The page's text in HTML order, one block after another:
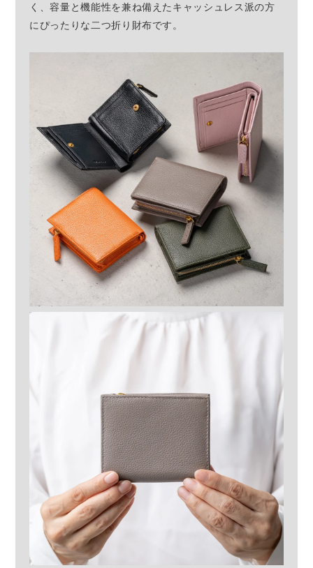
く、容量と機能性を兼ね備えたキャッシュレス派の方
にぴったりな二つ折り財布です。